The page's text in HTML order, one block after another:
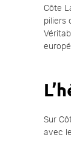
Côte
piliers
Sur
avec